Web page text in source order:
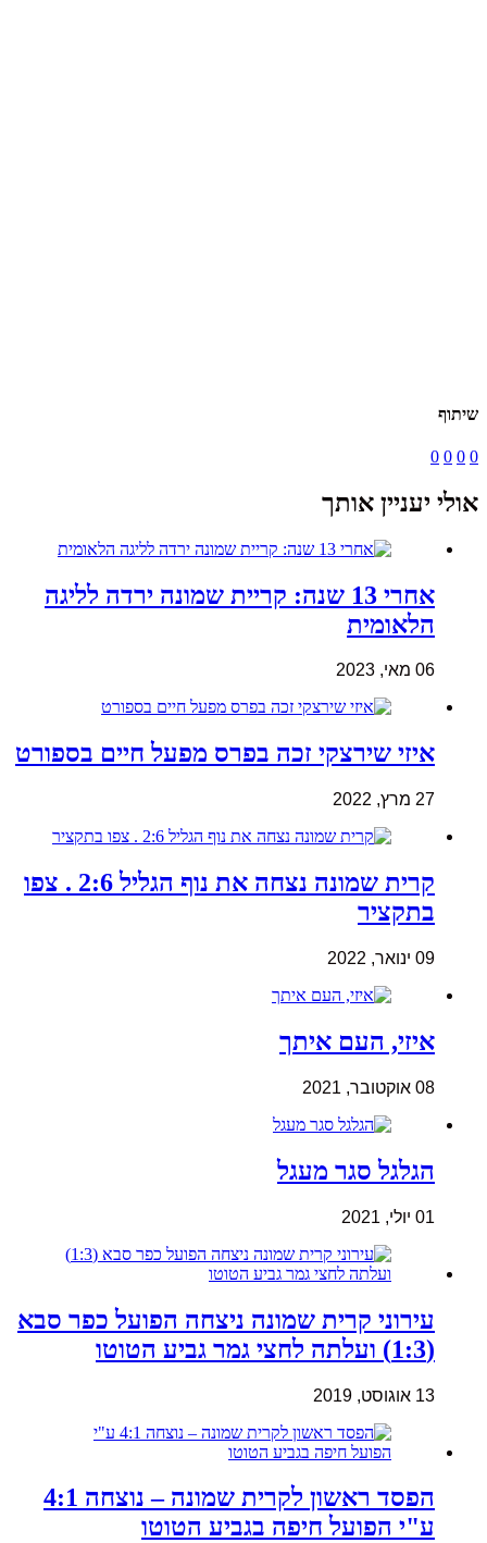
שיתוף
0
0
0
0
אולי יעניין אותך
אחרי 13 שנה: קריית שמונה ירדה לליגה
הלאומית
06 מאי, 2023
איזי שירצקי זכה בפרס מפעל חיים בספורט
27 מרץ, 2022
קרית שמונה נצחה את נוף הגליל 2:6 . צפו
בתקציר
09 ינואר, 2022
איזי, העם איתך
08 אוקטובר, 2021
הגלגל סגר מעגל
01 יולי, 2021
עירוני קרית שמונה ניצחה הפועל כפר סבא
(1:3) ועלתה לחצי גמר גביע הטוטו
13 אוגוסט, 2019
הפסד ראשון לקרית שמונה – נוצחה 4:1
ע"י הפועל חיפה בגביע הטוטו